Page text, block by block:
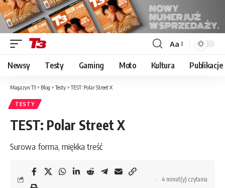
Font
Resizer
Aa
Newsy Testy Gaming Moto Kultura Publikacje
Magazyn T3 > Blog >Testy >TEST: Polar Street X
TESTY
TEST: Polar Street X
Surowa forma, miękka treść
4 minut(y) czytania